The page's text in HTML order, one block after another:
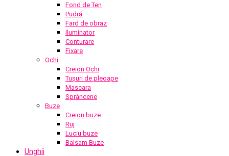
Fond de Ten
Pudră
Fard de obraz
Iluminator
Conturare
Fixare
Ochi
Creion Ochi
Tușuri de pleoape
Mascara
Sprâncene
Buze
Creion buze
Ruj
Luciu buze
Balsam Buze
Unghii